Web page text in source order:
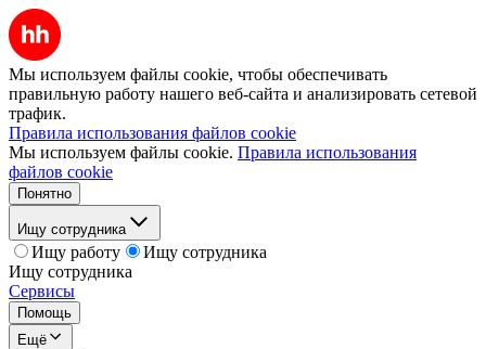
Мы используем файлы cookie, чтобы обеспечивать
правильную работу нашего веб-сайта и анализировать сетевой
трафик.
Правила использования файлов cookie
Мы используем файлы cookie. Правила использования
файлов cookie
Понятно
Ищу сотрудника
Ищу работу
Ищу сотрудника
Ищу сотрудника
Сервисы
Помощь
Ещё